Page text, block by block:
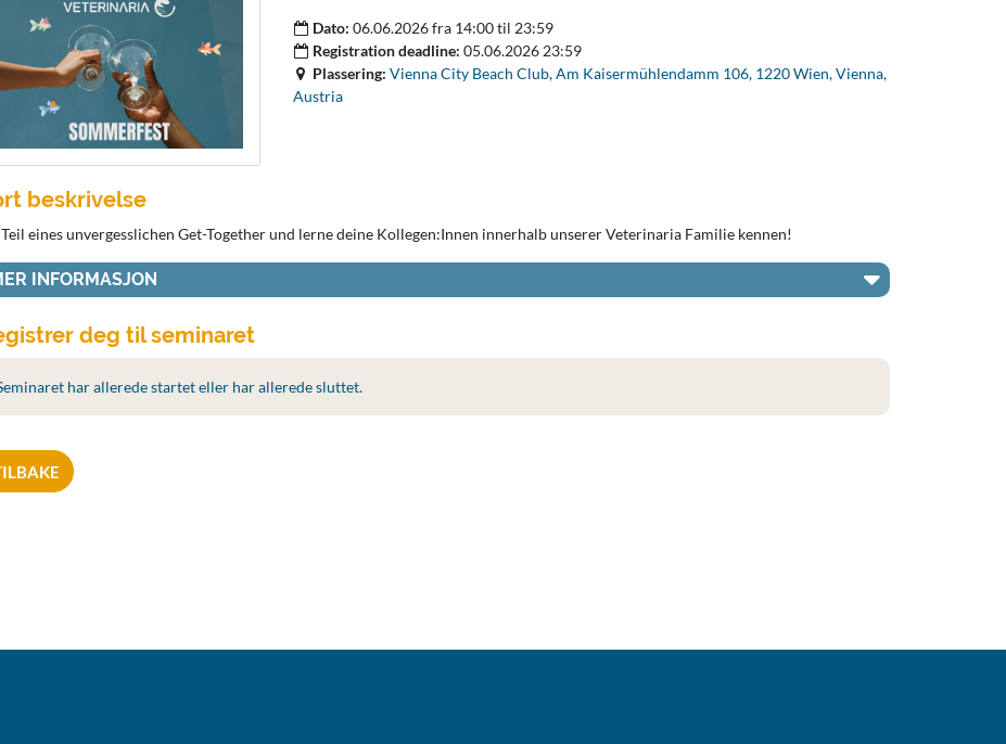
Dato: 06.06.2026 fra 14:00 til 23:59
Registration deadline: 05.06.2026 23:59
Plassering: Vienna City Beach Club, Am Kaisermühlendamm 106, 1220 Wien, Vienna,
Austria
beskrivelse
Teil eines unvergesslichen Get-Together und lerne deine Kollegen:Innen innerhalb unserer Veterinaria Familie kennen!
INFORMASJON
deg til seminaret
har allerede startet eller har allerede sluttet.